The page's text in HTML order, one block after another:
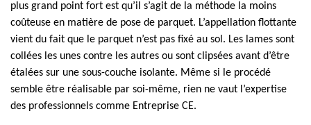
plus grand point fort est qu’il s’agit de la méthode la moins
coûteuse en matière de pose de parquet. L’appellation flottante
vient du fait que le parquet n’est pas fixé au sol. Les lames sont
collées les unes contre les autres ou sont clipsées avant d’être
étalées sur une sous-couche isolante. Même si le procédé
semble être réalisable par soi-même, rien ne vaut l’expertise
des professionnels comme Entreprise CE.